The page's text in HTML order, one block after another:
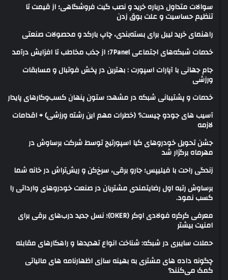
سوالات متداول درباره خرید و نصب گیت فروشگاهی؛ از قیمت تا
تنظیم حساسیت و علت بوق زدن
راهنمای خرید لیبل برای بسته‌بندی، چاپ بارکد و محصولات صنعتی
خدمات شبکه‌های اجتماعی 7Panel؛ از جذب مخاطب تا افزایش درآمد
جام جهانی با آپارات اسپورت : بهترین در پخش فوتبال و مسابقات
ورزشی
خدمات و پشتیبانی شبکه در مشهد؛ ستون پنهان کسب‌وکارهای پایدار
آسیب های جودو چیست؟ (خطرات مهم این رشته ورزشی) + اقدامات
لازمه
جشن تحویل خودروهای کیا اسپورتیج توسط شرکت برساوش در
مهرماه برگزار شد
زندگی راحت با فیلیپس؛ جارو برقی، سرخ‌کن و ریش‌تراش در خانه شما
برساوش رتبه اول رضایتمندی مشتریان در صنعت خودروهای وارداتی را
کسب نمود.
معرفی کرکره فولادی اوکر (OKER)؛ نسل جدید درب‌های برقی برای
امنیت بیشتر
حملات سایبری در شبکه: شناخت انواع تهدیدها و راهکارهای مقابله
چگونه داده های مشتری به بهینه سازی اظهارنامه های مالیاتی
کمک می‌کنند؟